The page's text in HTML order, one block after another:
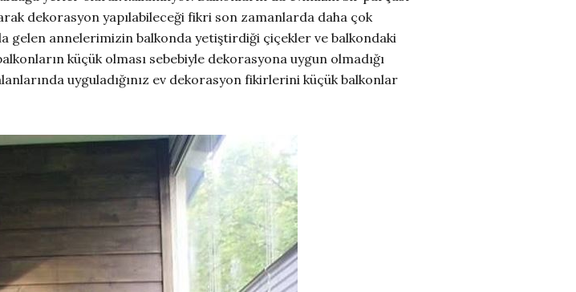
dekorasyon yapılabileceği fikri son zamanlarda daha çok
gelen annelerimizin balkonda yetiştirdiği çiçekler ve balkondaki
küçük olması sebebiyle dekorasyona uygun olmadığı
uyguladığınız ev dekorasyon fikirlerini küçük balkonlar